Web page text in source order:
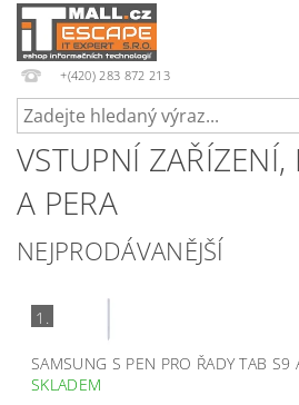
+(420) 283 872 213
VSTUPNÍ ZAŘÍZENÍ,
A PERA
NEJPRODÁVANĚJŠÍ
1.
SAMSUNG S PEN PRO ŘADY TAB
SKLADEM